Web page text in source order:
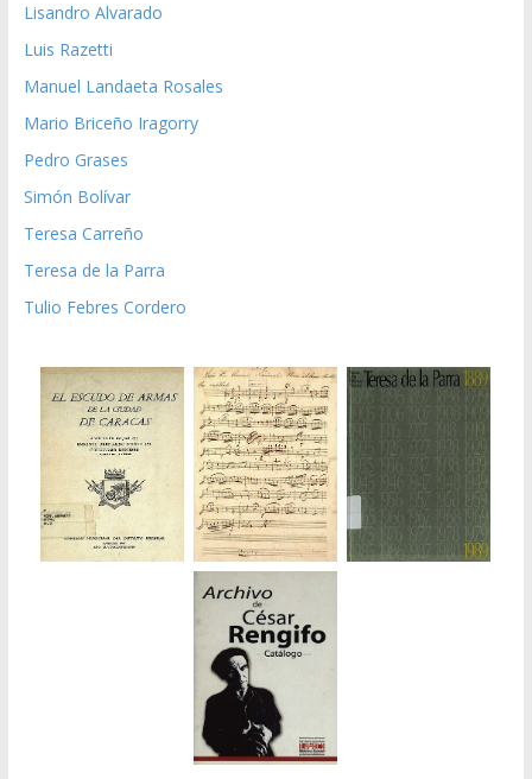
Lisandro Alvarado
Luis Razetti
Manuel Landaeta Rosales
Mario Briceño Iragorry
Pedro Grases
Simón Bolívar
Teresa Carreño
Teresa de la Parra
Tulio Febres Cordero